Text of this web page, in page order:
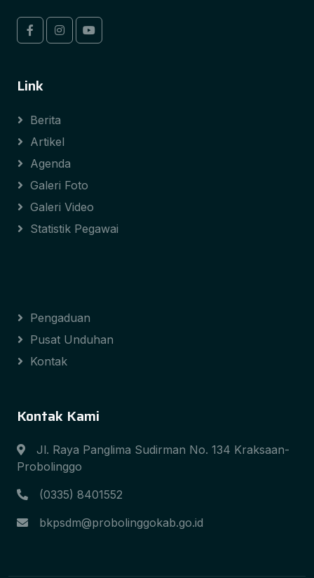
Link
Berita
Artikel
Agenda
Galeri Foto
Galeri Video
Statistik Pegawai
Pengaduan
Pusat Unduhan
Kontak
Kontak Kami
Jl. Raya Panglima Sudirman No. 134 Kraksaan-
Probolinggo
(0335) 8401552
bkpsdm@probolinggokab.go.id